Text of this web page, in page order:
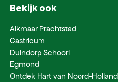
Bekijk ook
Alkmaar Prachtstad
Castricum
Duindorp Schoorl
Egmond
Ontdek Hart van Noord-Holland